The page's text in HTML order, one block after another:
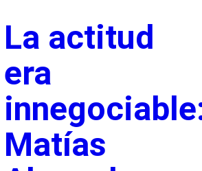
La actitud
era
Matías